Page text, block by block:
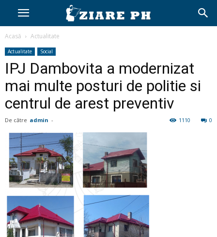
Acasă Actualitate
Actualitate Social
IPJ Dambovita a modernizat
mai multe posturi de politie si
centrul de arest preventiv
De către admin - 0
1110